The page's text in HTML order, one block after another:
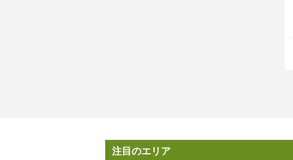
注目のエリア